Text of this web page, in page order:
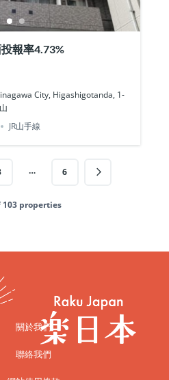
報率4.73%
City, Higashigotanda, 1-
JR山手線
… 6
103 properties
關於我們
聯絡我們